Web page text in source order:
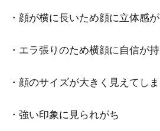
自分でカットして
する失敗談はわり...
気のある髪型
・顔が横に長いため顔に立体感
・エラ張りのため横顔に自信が
・顔のサイズが大きく見えてし
・強い印象に見られがち